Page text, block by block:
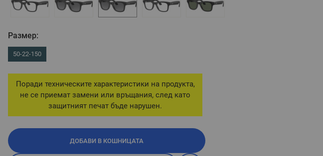
Размер:
50-22-150
Поради техническите характеристики на продукта,
не се приемат замени или връщания, след като
защитният печат бъде нарушен.
ДОБАВИ В КОШНИЦАТА